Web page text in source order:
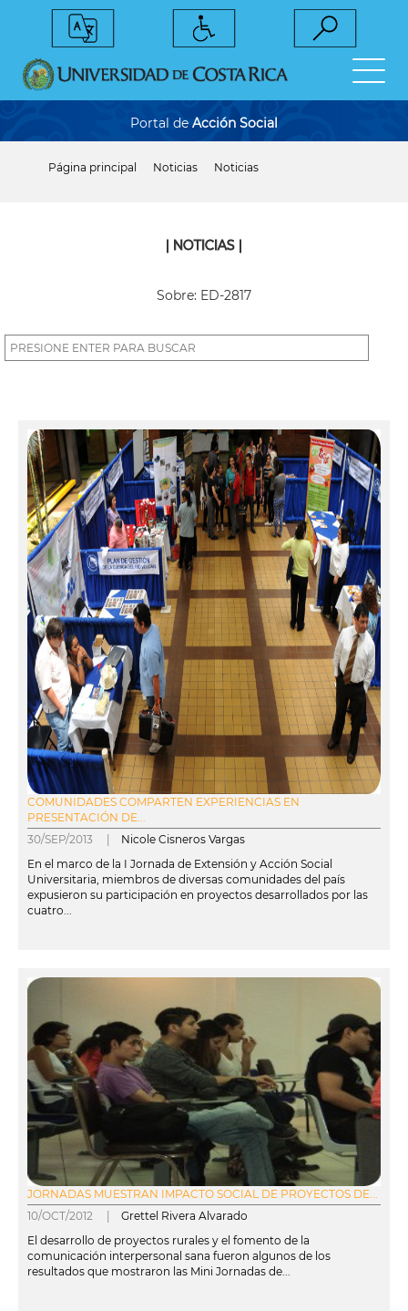
Portal de Acción Social
Página principal Noticias Noticias
| NOTICIAS |
Sobre: ED-2817
COMUNIDADES COMPARTEN EXPERIENCIAS EN
PRESENTACIÓN DE...
30/SEP/2013 | Nicole Cisneros Vargas
En el marco de la I Jornada de Extensión y Acción Social
Universitaria, miembros de diversas comunidades del país
expusieron su participación en proyectos desarrollados por las
cuatro...
JORNADAS MUESTRAN IMPACTO SOCIAL DE PROYECTOS DE...
10/OCT/2012 | Grettel Rivera Alvarado
El desarrollo de proyectos rurales y el fomento de la
comunicación interpersonal sana fueron algunos de los
resultados que mostraron las Mini Jornadas de...